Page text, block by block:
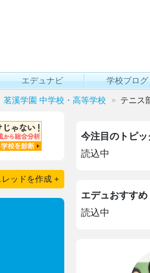
エデュナビ 学校ブログ
茗溪学園 中学校・高等学校 テニス
レッドを作成 +
今注目のトピッ
読込中
エデュおすすめ
読込中